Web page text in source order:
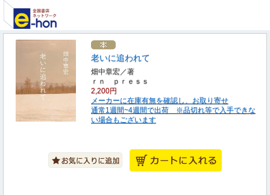
老いに追われて
畑中章宏／著
ｒｎ ｐｒｅｓｓ
2,200円
メーカーに在庫有無を確認し、お取り寄せ
通常1週間~4週間で出荷 ※品切れ等で入手できな
い場合もございます